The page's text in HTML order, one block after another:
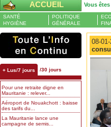
ACCUEIL Vous
SANTÉ
HYGIÈNE
POLITIQUE
GÉNÉRALE
+ Lus/7 jours /30 jours
Pour une retraite digne en
Mauritanie : relever...
Aéroport de Nouakchott : baisse
des tarifs du...
La Mauritanie lance une
campagne de semis...
08-